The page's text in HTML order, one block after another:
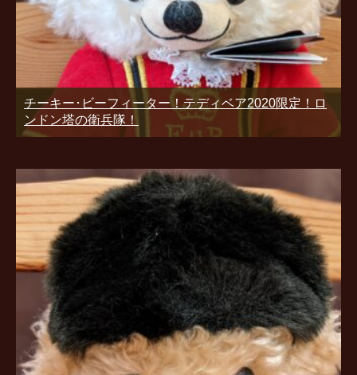
チーキー･ビーフィーター！テディベア2020限定！ロ
ンドン塔の衛兵隊！